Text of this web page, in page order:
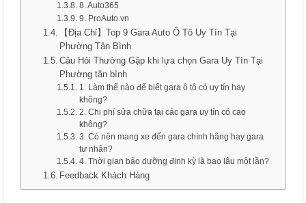
8. Auto365
9. ProAuto.vn
【Địa Chỉ】Top 9 Gara Auto Ô Tô Uy Tín Tại
Phường Tân Bình
Câu Hỏi Thường Gặp khi lựa chọn Gara Uy Tín Tại
Phường tân bình
1. Làm thế nào để biết gara ô tô có uy tín hay
không?
2. Chi phí sửa chữa tại các gara uy tín có cao
không?
3. Có nên mang xe đến gara chính hãng hay gara
tư nhân?
4. Thời gian bảo dưỡng định kỳ là bao lâu một lần?
Feedback Khách Hàng